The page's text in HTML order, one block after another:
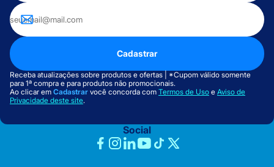
Cadastrar
Receba atualizações sobre produtos e ofertas | *Cupom válido somente
para 1ª compra e para produtos não promocionais.
Ao clicar em Cadastrar você concorda com Termos de Uso e Aviso de
Privacidade deste site.
Social